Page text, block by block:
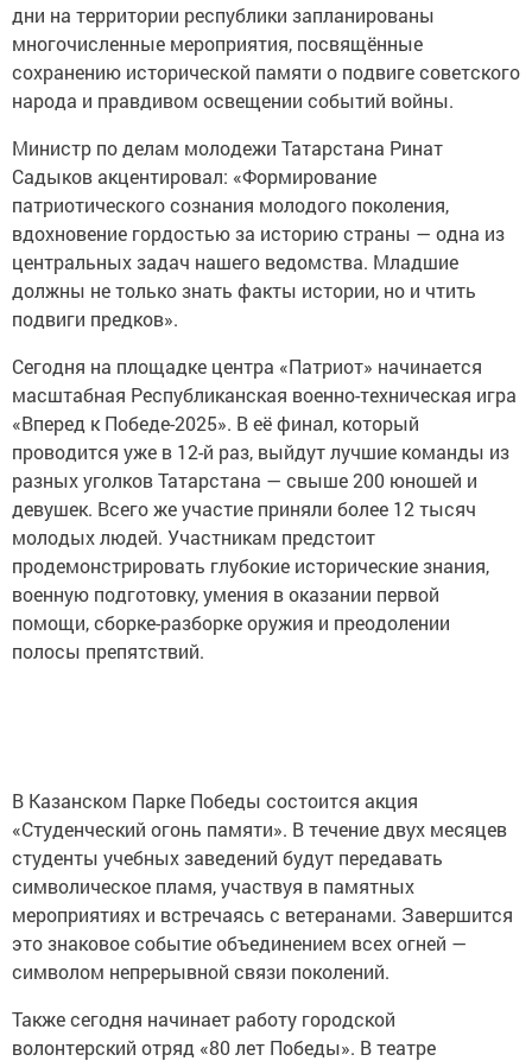
дни на территории республики запланированы
многочисленные мероприятия, посвящённые
сохранению исторической памяти о подвиге советского
народа и правдивом освещении событий войны.
Министр по делам молодежи Татарстана Ринат
Садыков акцентировал: «Формирование
патриотического сознания молодого поколения,
вдохновение гордостью за историю страны — одна из
центральных задач нашего ведомства. Младшие
должны не только знать факты истории, но и чтить
подвиги предков».
Сегодня на площадке центра «Патриот» начинается
масштабная Республиканская военно-техническая игра
«Вперед к Победе-2025». В её финал, который
проводится уже в 12-й раз, выйдут лучшие команды из
разных уголков Татарстана — свыше 200 юношей и
девушек. Всего же участие приняли более 12 тысяч
молодых людей. Участникам предстоит
продемонстрировать глубокие исторические знания,
военную подготовку, умения в оказании первой
помощи, сборке-разборке оружия и преодолении
полосы препятствий.
В Казанском Парке Победы состоится акция
«Студенческий огонь памяти». В течение двух месяцев
студенты учебных заведений будут передавать
символическое пламя, участвуя в памятных
мероприятиях и встречаясь с ветеранами. Завершится
это знаковое событие объединением всех огней —
символом непрерывной связи поколений.
Также сегодня начинает работу городской
волонтерский отряд «80 лет Победы». В театре